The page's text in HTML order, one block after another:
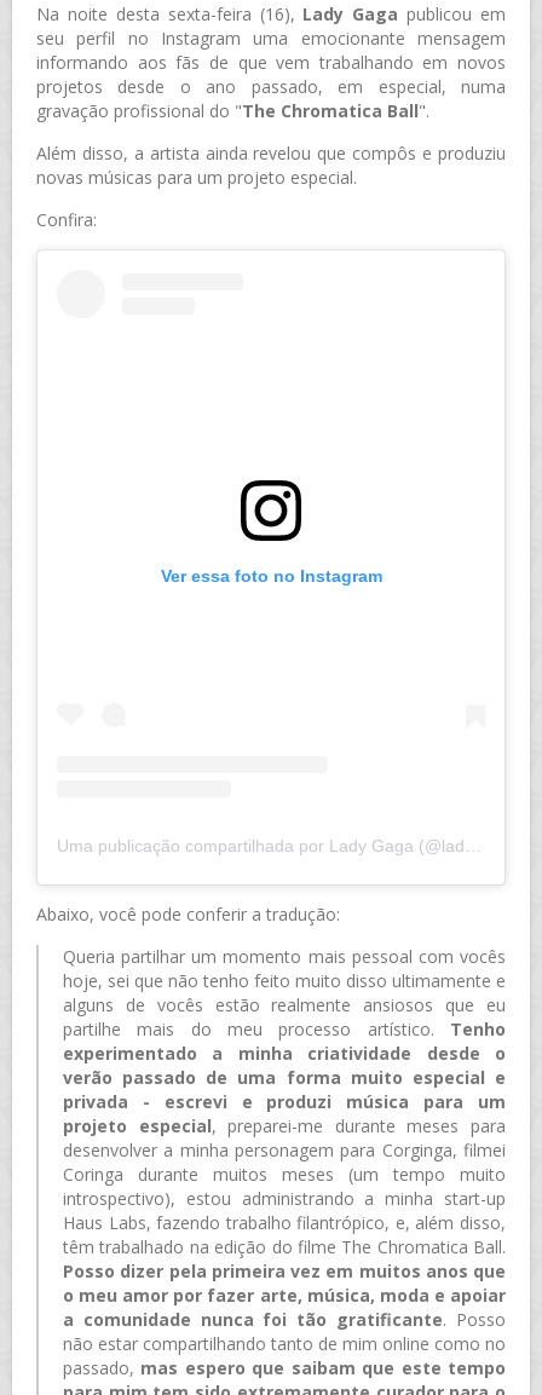
Na noite desta sexta-feira (16), Lady Gaga publicou em
seu perfil no Instagram uma emocionante mensagem
informando aos fãs de que vem trabalhando em novos
projetos desde o ano passado, em especial, numa
gravação profissional do "The Chromatica Ball".
Além disso, a artista ainda revelou que compôs e produziu
novas músicas para um projeto especial.
Confira:
Ver essa foto no Instagram
Uma publicação compartilhada por Lady Gaga (@ladygaga)
Abaixo, você pode conferir a tradução:
Queria partilhar um momento mais pessoal com vocês
hoje, sei que não tenho feito muito disso ultimamente e
alguns de vocês estão realmente ansiosos que eu
partilhe mais do meu processo artístico. Tenho
experimentado a minha criatividade desde o
verão passado de uma forma muito especial e
privada - escrevi e produzi música para um
projeto especial, preparei-me durante meses para
desenvolver a minha personagem para Corginga, filmei
Coringa durante muitos meses (um tempo muito
introspectivo), estou administrando a minha start-up
Haus Labs, fazendo trabalho filantrópico, e, além disso,
têm trabalhado na edição do filme The Chromatica Ball.
Posso dizer pela primeira vez em muitos anos que
o meu amor por fazer arte, música, moda e apoiar
a comunidade nunca foi tão gratificante. Posso
não estar compartilhando tanto de mim online como no
passado, mas espero que saibam que este tempo